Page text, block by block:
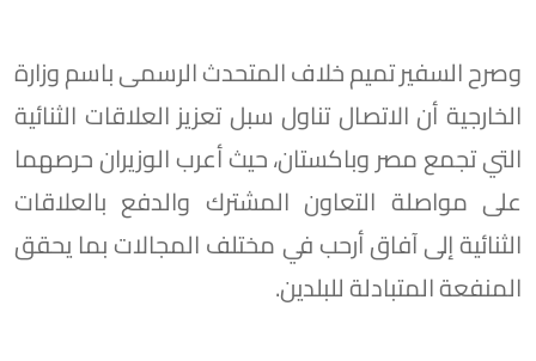
وصرح السفير تميم خلاف المتحدث الرسمى باسم وزارة
الخارجية أن الاتصال تناول سبل تعزيز العلاقات الثنائية
التي تجمع مصر وباكستان، حيث أعرب الوزيران حرصهما
على مواصلة التعاون المشترك والدفع بالعلاقات
الثنائية إلى آفاق أرحب في مختلف المجالات بما يحقق
المنفعة المتبادلة للبلدين.